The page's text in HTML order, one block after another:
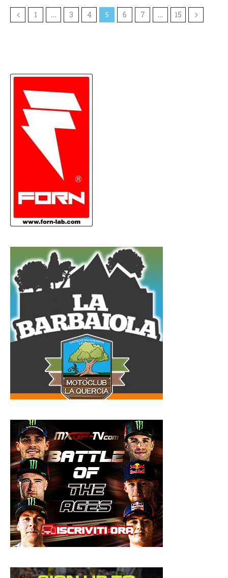
1 … 3 4 5 6 7 … 15